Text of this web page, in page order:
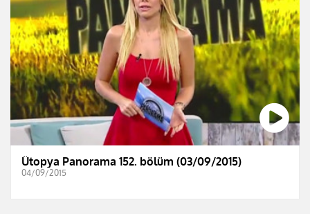
Ütopya Panorama 152. bölüm (03/09/2015)
04/09/2015